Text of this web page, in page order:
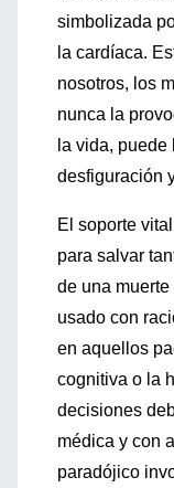
simbolizada
la cardíaca.
nosotros, los
nunca la
la vida,
desfiguración
El soporte
para salvar
de una
usado con
en aquellos
cognitiva o la
decisiones
médica y con
paradójico